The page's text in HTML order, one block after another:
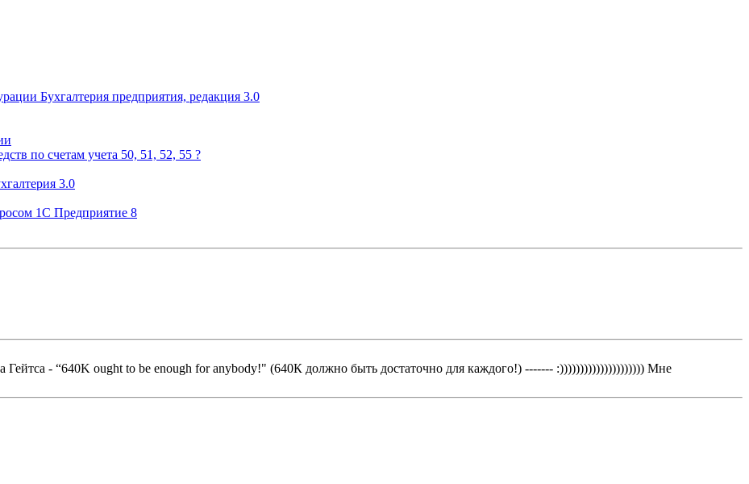
Бухгалтерия предприятия, редакция 3.0
по счетам учета 50, 51, 52, 55 ?
3.0
1С Предприятие 8
- “640K ought to be enough for anybody!" (640К должно быть достаточно для каждого!) ------- :))))))))))))))))))))) Мне